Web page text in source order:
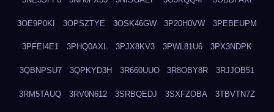
3OE9P0KI 3OPSZTYE 3OSK46GW 3P20H0VW 3PEBEUPM
3PFEI4E1 3PHQ0AXL 3PJX8KV3 3PWL81U6 3PX3NDPK
3QBNPSU7 3QPKYD3H 3R660UUO 3R8OBY8R 3RJJOB51
3RM5TAUQ 3RV0N612 3SRBQEDJ 3SXFZOBA 3TBVTN7Z